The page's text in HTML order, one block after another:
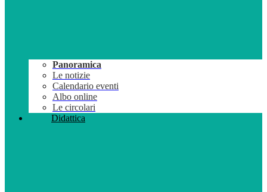
Panoramica
Le notizie
Calendario eventi
Albo online
Le circolari
Didattica